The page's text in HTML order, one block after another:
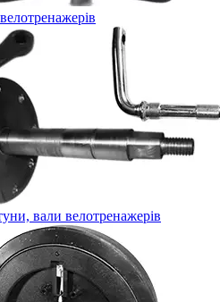
вали велотренажерів